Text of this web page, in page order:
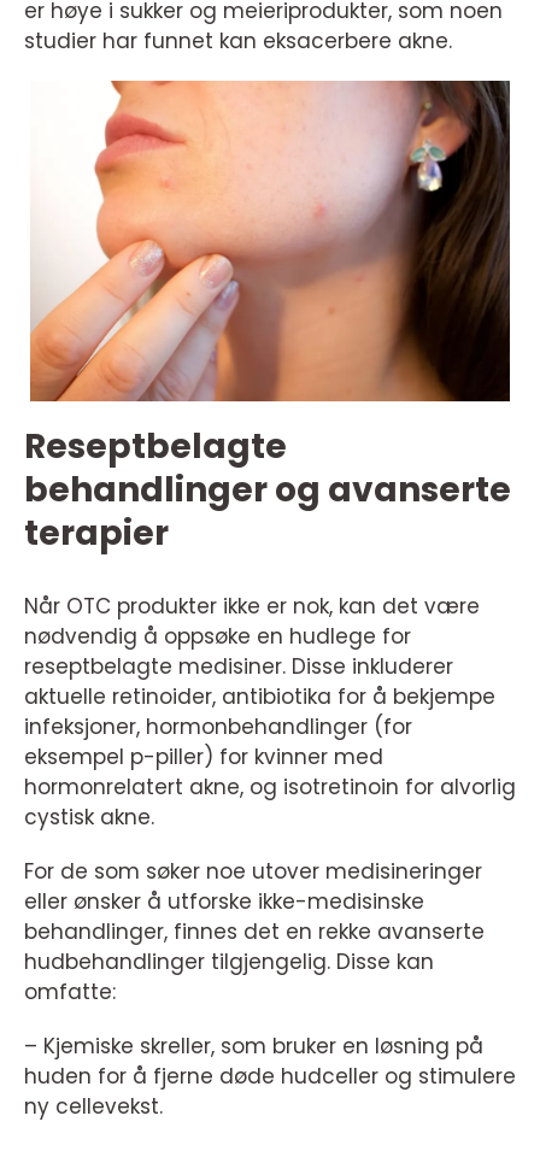
er høye i sukker og meieriprodukter, som noen
studier har funnet kan eksacerbere akne.
Reseptbelagte
behandlinger og avanserte
terapier
Når OTC produkter ikke er nok, kan det være
nødvendig å oppsøke en hudlege for
reseptbelagte medisiner. Disse inkluderer
aktuelle retinoider, antibiotika for å bekjempe
infeksjoner, hormonbehandlinger (for
eksempel p-piller) for kvinner med
hormonrelatert akne, og isotretinoin for alvorlig
cystisk akne.
For de som søker noe utover medisineringer
eller ønsker å utforske ikke-medisinske
behandlinger, finnes det en rekke avanserte
hudbehandlinger tilgjengelig. Disse kan
omfatte:
– Kjemiske skreller, som bruker en løsning på
huden for å fjerne døde hudceller og stimulere
ny cellevekst.